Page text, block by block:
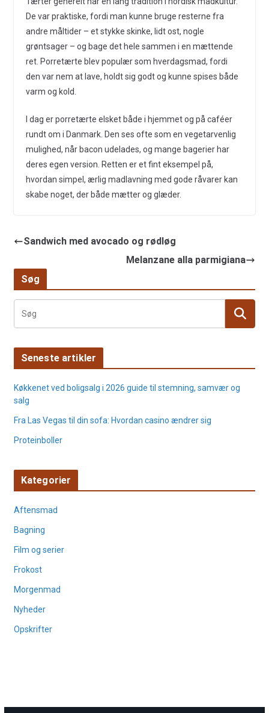
De var praktiske, fordi man kunne bruge resterne fra
andre måltider – et stykke skinke, lidt ost, nogle
grøntsager – og bage det hele sammen i en mættende
ret. Porretærte blev populær som hverdagsmad, fordi
den var nem at lave, holdt sig godt og kunne spises både
varm og kold.
I dag er porretærte elsket både i hjemmet og på caféer
rundt om i Danmark. Den ses ofte som en vegetarvenlig
mulighed, når bacon udelades, og mange bagerier har
deres egen version. Retten er et fint eksempel på,
hvordan simpel, ærlig madlavning med gode råvarer kan
skabe noget, der både mætter og glæder.
Sandwich med avocado og rødløg
Melanzane alla parmigiana
Søg
Seneste artikler
Køkkenet ved boligsalg i 2026 guide til stemning, samvær og
salg
Fra Las Vegas til din sofa: Hvordan casino ændrer sig
Proteinboller
Kategorier
Aftensmad
Bagning
Film og serier
Frokost
Morgenmad
Nyheder
Opskrifter